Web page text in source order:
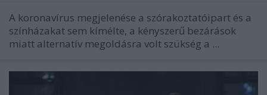
A koronavírus megjelenése a szórakoztatóipart és a
színházakat sem kímélte, a kényszerű bezárások
miatt alternatív megoldásra volt szükség a ...